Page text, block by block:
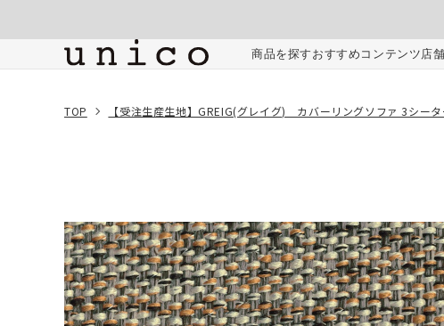
商品を探す おすすめコンテンツ 店
TOP 【受注生産生地】GREIG(グレイグ) カバーリングソファ 3シータ
ご注文内容